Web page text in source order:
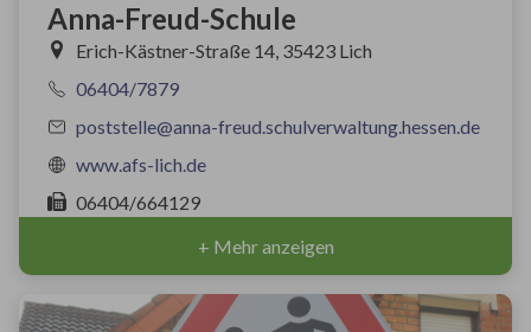
Anna-Freud-Schule
Erich-Kästner-Straße 14, 35423 Lich
06404/7879
poststelle@anna-freud.schulverwaltung.hessen.de
www.afs-lich.de
06404/664129
+ Mehr anzeigen